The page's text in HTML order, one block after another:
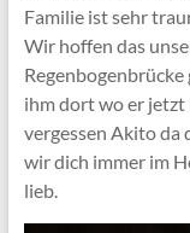
Familie ist sehr
Wir hoffen das
ihm dort wo er jetzt
vergessen Akito da
wir dich immer im
lieb.